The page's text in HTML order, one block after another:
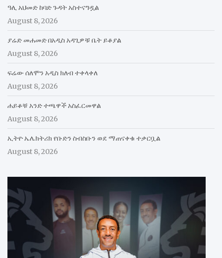
ዓሊ አህመድ ከባድ ጉዳት አስተናግዷል
August 8, 2026
ያሬድ መሐመድ በአዲስ አዳጊዎቹ ቤት ይቆያል
August 8, 2026
ፍሬው ሰለሞን አዲስ ክለብ ተቀላቀለ
August 8, 2026
ሐይቆቹ አንድ ተጫዋች አስፈርመዋል
August 8, 2026
ኢትዮ ኤሌክትሪክ የቡድን ስብስቡን ወደ ማጠናቀቁ ተቃርቧል
August 8, 2026